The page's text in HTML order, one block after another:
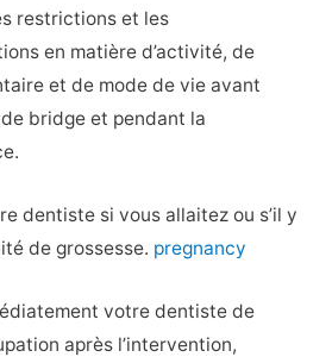
restrictions et les
en matière d’activité, de
et de mode de vie avant
bridge et pendant la
dentiste si vous allaitez ou s’il y
de grossesse. pregnancy
votre dentiste de
après l’intervention,